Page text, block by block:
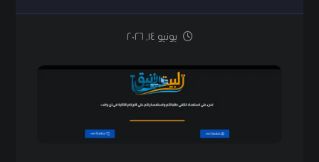
يونيو ١٤, ٢٠٢٦